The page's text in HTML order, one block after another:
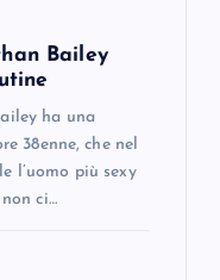
Bailey
ha una
38enne, che nel
l’uomo più sexy
ci…